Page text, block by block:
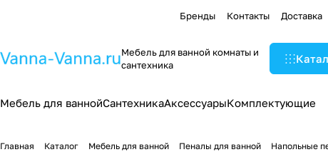
Бренды Контакты Доставка
Мебель для ванной комнаты и
сантехника
Мебель для ваннойСантехникаАксессуарыКомплектующие
Главная Каталог Мебель для ванной Пеналы для ванной Напольные